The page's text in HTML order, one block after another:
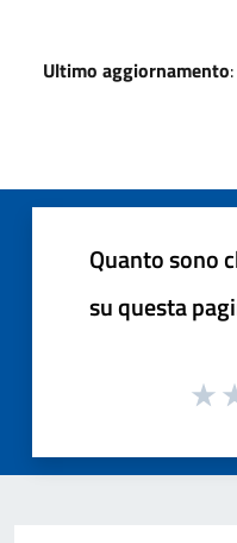
Ultimo aggiornamento
Quanto sono
su questa